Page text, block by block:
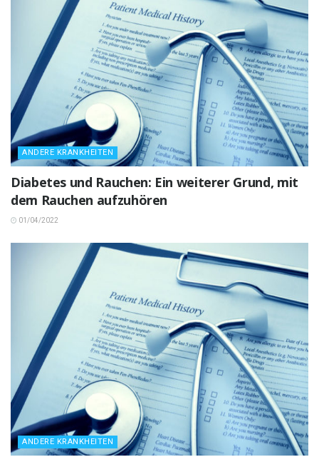
ANDERE KRANKHEITEN
Diabetes und Rauchen: Ein weiterer Grund, mit
dem Rauchen aufzuhören
01/04/2022
ANDERE KRANKHEITEN